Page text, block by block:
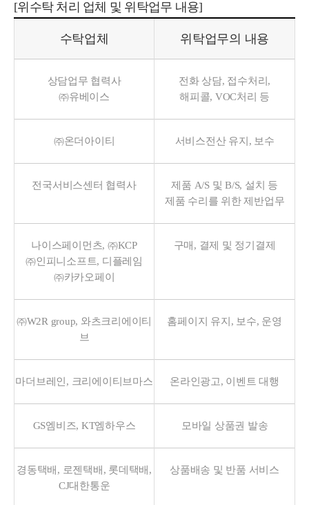
[위수탁 처리 업체 및 위탁업무 내용]
수탁업체 위탁업무의 내용
상담업무 협력사
㈜유베이스
전화 상담, 접수처리,
해피콜, VOC처리 등
㈜온더아이티 서비스전산 유지, 보수
전국서비스센터 협력사
제품 A/S 및 B/S, 설치 등
제품 수리를 위한 제반업무
나이스페이먼츠, ㈜KCP
㈜인피니소프트, 디플레임
㈜카카오페이
구매, 결제 및 정기결제
㈜W2R group, 와츠크리에이티
브
홈페이지 유지, 보수, 운영
마더브레인, 크리에이티브마스 온라인광고, 이벤트 대행
GS엠비즈, KT엠하우스 모바일 상품권 발송
경동택배, 로젠택배, 롯데택배,
CJ대한통운
상품배송 및 반품 서비스